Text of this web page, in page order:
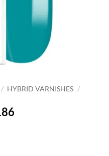
/ HYBRID VARNISHES /